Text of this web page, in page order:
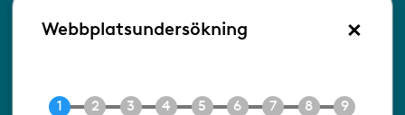
Besöksadress:
Ringvägen 100
E-post info@gbf.se
Webbplatsundersökning ×